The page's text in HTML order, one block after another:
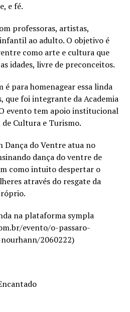
e fé.
professoras, artistas,
ao adulto. O objetivo é
como arte e cultura que
idades, livre de preconceitos.
é para homenagear essa linda
que foi integrante da Academia
evento tem apoio institucional
Cultura e Turismo.
Dança do Ventre atua no
dança do ventre de
como intuito despertar o
através do resgate da
na plataforma sympla
evento/o-passaro-
2060222)